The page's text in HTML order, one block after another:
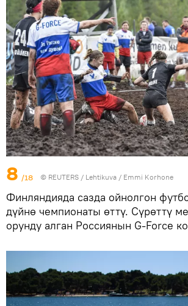
8 /18 © REUTERS / Lehtikuva / Emmi Korhone
Финляндияда сазда ойнолгон
дүйнө чемпионаты өттү. Сүрөттү
орунду алган Россиянын G-Force